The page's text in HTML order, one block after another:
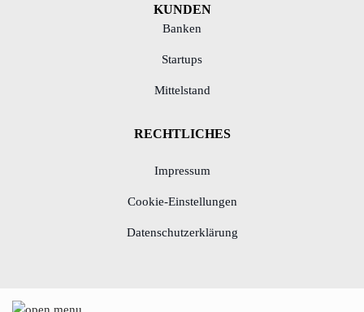
KUNDEN
Banken
Startups
Mittelstand
RECHTLICHES
Impressum
Cookie-Einstellungen
Datenschutzerklärung